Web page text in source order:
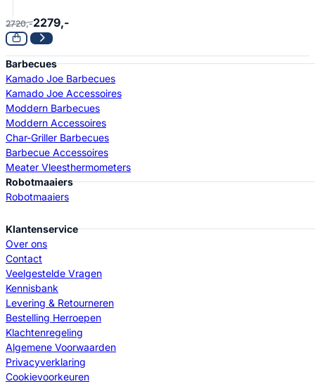
2720,-2279,-
Barbecues
Kamado Joe Barbecues
Kamado Joe Accessoires
Moddern Barbecues
Moddern Accessoires
Char-Griller Barbecues
Barbecue Accessoires
Meater Vleesthermometers
Robotmaaiers
Robotmaaiers
Klantenservice
Over ons
Contact
Veelgestelde Vragen
Kennisbank
Levering & Retourneren
Bestelling Herroepen
Klachtenregeling
Algemene Voorwaarden
Privacyverklaring
Cookievoorkeuren